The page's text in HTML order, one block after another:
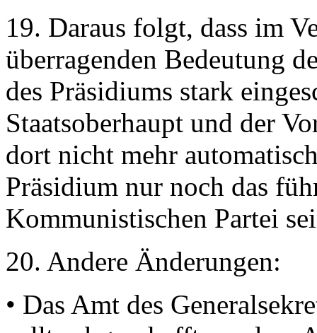
19. Daraus folgt, dass im
überragenden Bedeutung
des Präsidiums stark
Staatsoberhaupt und der
dort nicht mehr
Präsidium nur noch das
Kommunistischen Partei
20. Andere Änderungen:
• Das Amt des